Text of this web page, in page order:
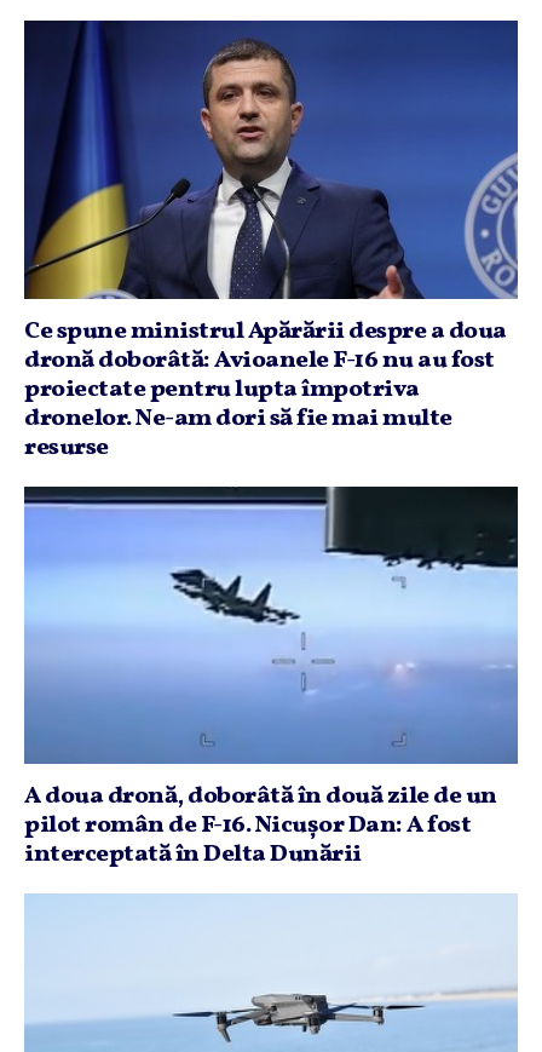
Ce spune ministrul Apărării despre a doua
dronă doborâtă: Avioanele F-16 nu au fost
proiectate pentru lupta împotriva
dronelor. Ne-am dori să fie mai multe
resurse
A doua dronă, doborâtă în două zile de un
pilot român de F-16. Nicuşor Dan: A fost
interceptată în Delta Dunării